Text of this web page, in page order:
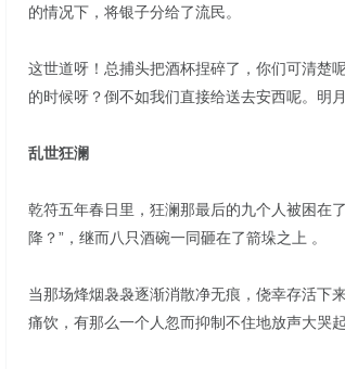
的情况下，将银子分给了流民。
这世道呀！总捕头把酒杯捏碎了，你们可清楚
的时候呀？倒不如我们直接给送去安西呢。明
乱世狂澜
乾符五年春日里，狂澜那最后的九个人被困在
降？”，继而八只酒碗一同砸在了箭垛之上 。
当那场烽烟袅袅逐渐消散净无痕，侥幸存活下
痛饮，有那么一个人忽而抑制不住地放声大哭